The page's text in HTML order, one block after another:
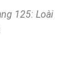
125: Loài